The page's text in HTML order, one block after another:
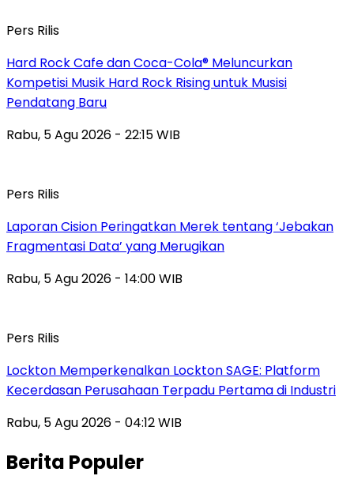
Pers Rilis
Hard Rock Cafe dan Coca-Cola® Meluncurkan
Kompetisi Musik Hard Rock Rising untuk Musisi
Pendatang Baru
Rabu, 5 Agu 2026 - 22:15 WIB
Pers Rilis
Laporan Cision Peringatkan Merek tentang ‘Jebakan
Fragmentasi Data’ yang Merugikan
Rabu, 5 Agu 2026 - 14:00 WIB
Pers Rilis
Lockton Memperkenalkan Lockton SAGE: Platform
Kecerdasan Perusahaan Terpadu Pertama di Industri
Rabu, 5 Agu 2026 - 04:12 WIB
Berita Populer